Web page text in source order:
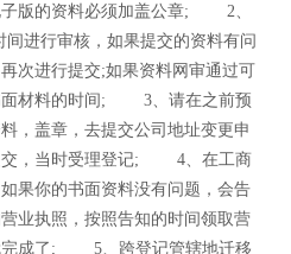
子版的资料必须加盖公章; 2、
进行审核，如果提交的资料有问
次进行提交;如果资料网审通过可
面材料的时间; 3、请在之前预
，盖章，去提交公司地址变更申
交，当时受理登记; 4、在工商
果你的书面资料没有问题，会告
业执照，按照告知的时间领取营
完成了; 5、跨登记管辖地迁移